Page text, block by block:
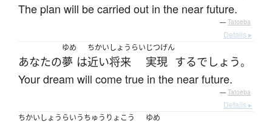
The plan will be carried out in the near future.
— Tatoeba
Details ▸
あなたの
ゆめ
夢 は
ちかいしょうらい
近い将来
じつげん
実現 するでしょう。
Your dream will come true in the near future.
— Tatoeba
Details ▸
ちかいしょうらいうちゅうりょこう ゆめ